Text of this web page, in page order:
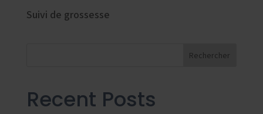
Suivi de grossesse
Rechercher
Recent Posts